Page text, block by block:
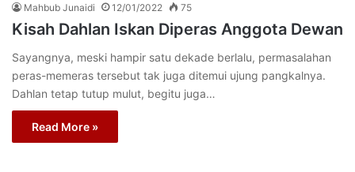
Mahbub Junaidi 12/01/2022 75
Kisah Dahlan Iskan Diperas Anggota Dewan
Sayangnya, meski hampir satu dekade berlalu, permasalahan
peras-memeras tersebut tak juga ditemui ujung pangkalnya.
Dahlan tetap tutup mulut, begitu juga…
Read More »